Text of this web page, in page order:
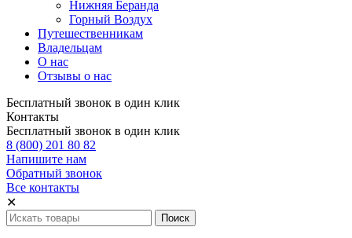
Нижняя Беранда
Горный Воздух
Путешественникам
Владельцам
О нас
Отзывы о нас
Бесплатный звонок в один клик
Контакты
Бесплатный звонок в один клик
8 (800) 201 80 82
Напишите нам
Обратный звонок
Все контакты
✕